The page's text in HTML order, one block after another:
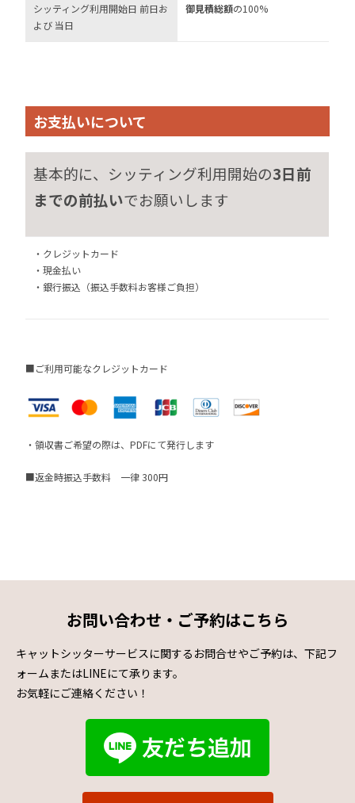
シッティング利用開始日 前日お
よび 当日
御見積総額の100%
お支払いについて
基本的に、シッティング利用開始の3日前
までの前払いでお願いします
・クレジットカード
・現金払い
・銀行振込（振込手数料お客様ご負担）
■ご利用可能なクレジットカード
・領収書ご希望の際は、PDFにて発行します
■返金時振込手数料 一律 300円
お問い合わせ・ご予約はこちら
キャットシッターサービスに関するお問合せやご予約は、下記フ
ォームまたはLINEにて承ります。
お気軽にご連絡ください！